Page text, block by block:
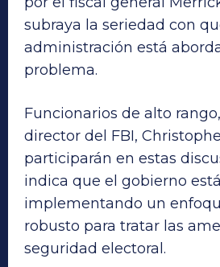
subraya la seriedad con
administración está
problema.
Funcionarios de alto
director del FBI,
participarán en estas
indica que el gobierno está
implementando un
robusto para tratar las
seguridad electoral.